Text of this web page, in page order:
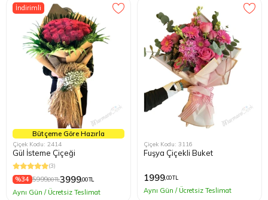
İndirimli
Bütçeme Göre Hazırla
Çiçek Kodu: 2414
Gül İsteme Çiçeği
(3)
%34 5999,00 TL3999,00 TL
Aynı Gün / Ücretsiz Teslimat
Çiçek Kodu: 3116
Fuşya Çiçekli Buket
1999,00 TL
Aynı Gün / Ücretsiz Teslimat